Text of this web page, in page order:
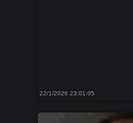
22/1/2026 23:01:05